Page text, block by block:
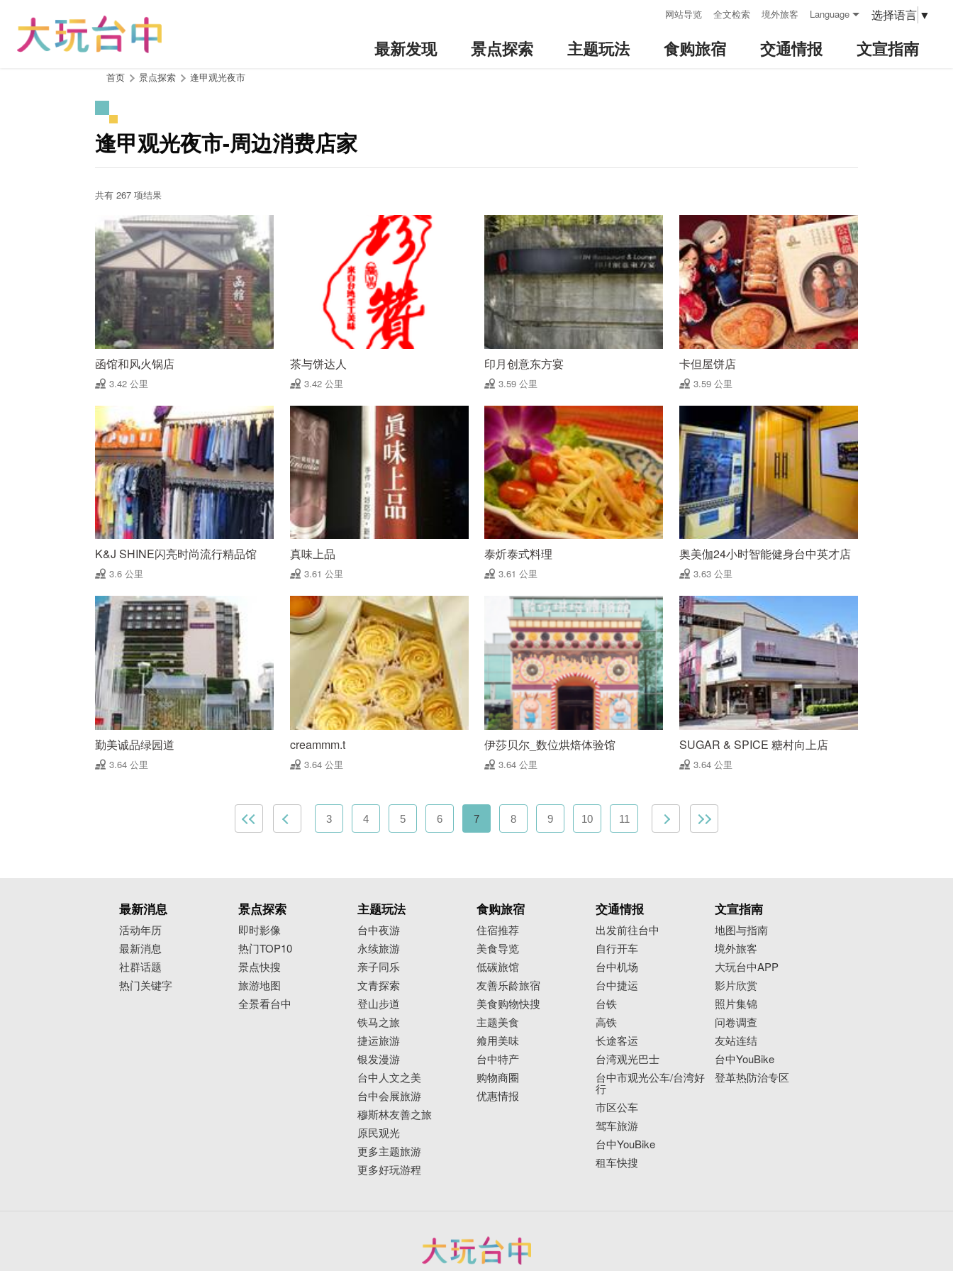
网站导览 全文检索 境外旅客 Language 选择语言 ▼
最新发现 景点探索 主题玩法 食购旅宿 交通情报 文宣指南
首页 景点探索 逢甲观光夜市
逢甲观光夜市-周边消费店家
共有 267 项结果
函馆和风火锅店
3.42 公里
茶与饼达人
3.42 公里
印月创意东方宴
3.59 公里
卡但屋饼店
3.59 公里
K&J SHINE闪亮时尚流行精品馆
3.6 公里
真味上品
3.61 公里
泰炘泰式料理
3.61 公里
奥美伽24小时智能健身台中英才店
3.63 公里
勤美诚品绿园道
3.64 公里
creammm.t
3.64 公里
伊莎贝尔_数位烘焙体验馆
3.64 公里
SUGAR & SPICE 糖村向上店
3.64 公里
3 4 5 6 7 8 9 10 11
最新消息
活动年历
最新消息
社群话题
热门关键字
景点探索
即时影像
热门TOP10
景点快搜
旅游地图
全景看台中
主题玩法
台中夜游
永续旅游
亲子同乐
文青探索
登山步道
铁马之旅
捷运旅游
银发漫游
台中人文之美
台中会展旅游
穆斯林友善之旅
原民观光
更多主题旅游
更多好玩游程
食购旅宿
住宿推荐
美食导览
低碳旅馆
友善乐龄旅宿
美食购物快搜
主题美食
飨用美味
台中特产
购物商圈
优惠情报
交通情报
出发前往台中
自行开车
台中机场
台中捷运
台铁
高铁
长途客运
台湾观光巴士
台中市观光公车/台湾好
行
市区公车
驾车旅游
台中YouBike
租车快搜
文宣指南
地图与指南
境外旅客
大玩台中APP
影片欣赏
照片集锦
问卷调查
友站连结
台中YouBike
登革热防治专区